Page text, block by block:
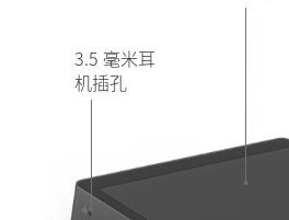
3.5 毫米耳
机插孔